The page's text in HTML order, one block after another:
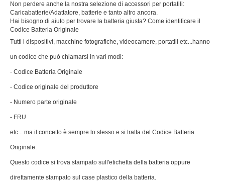
Non perdere anche la nostra selezione di accessori per portatili:
Caricabatterie/Adattatore, batterie e tanto altro ancora.
Hai bisogno di aiuto per trovare la batteria giusta? Come identificare il
Codice Batteria Originale
Tutti i dispositivi, macchine fotografiche, videocamere, portatili etc...hanno
un codice che può chiamarsi in vari modi:
- Codice Batteria Originale
- Codice originale del produttore
- Numero parte originale
- FRU
etc... ma il concetto è sempre lo stesso e si tratta del Codice Batteria
Originale.
Questo codice si trova stampato sull'etichetta della batteria oppure
direttamente stampato sul case plastico della batteria.